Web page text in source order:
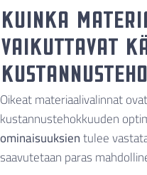
Kuinka
vaikuttavat
Oikeat materiaalivalinnat
kustannustehokkuuden
ominaisuuksientulee
saavutetaan paras